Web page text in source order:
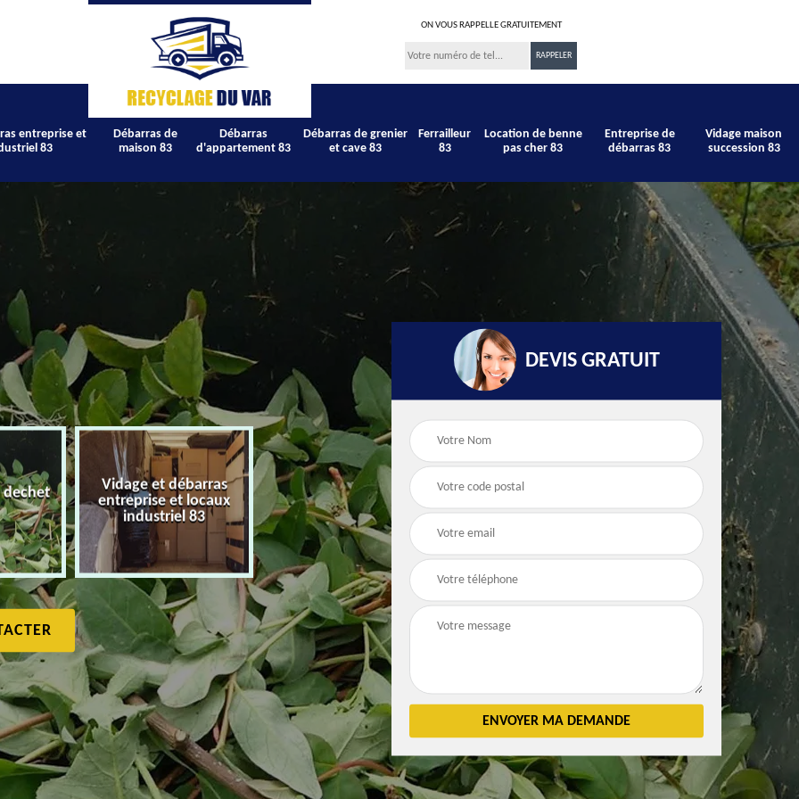
ON VOUS RAPPELLE GRATUITEMENT
entreprise et
83
Débarras de
maison 83
Débarras
d'appartement 83
Débarras de grenier
et cave 83
Ferrailleur
83
Location de benne
pas cher 83
Entreprise de
débarras 83
Vidage maison
succession 83
dechet
Vidage et débarras
entreprise et locaux
industriel 83
Débarras de maison 83
Débarras
d'appartement 83
Débarras de grenier et
cave 83
DEVIS GRATUIT